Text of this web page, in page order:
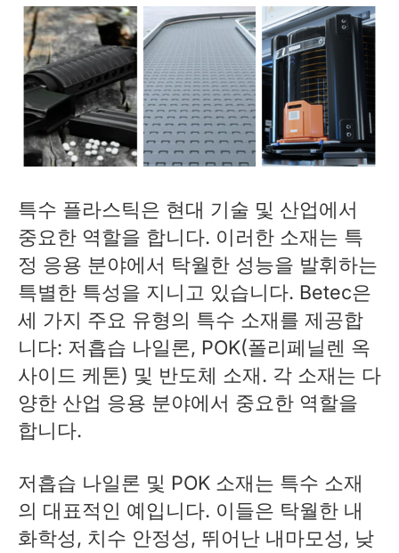
특수 플라스틱은 현대 기술 및 산업에서
중요한 역할을 합니다. 이러한 소재는 특
정 응용 분야에서 탁월한 성능을 발휘하는
특별한 특성을 지니고 있습니다. Betec은
세 가지 주요 유형의 특수 소재를 제공합
니다: 저흡습 나일론, POK(폴리페닐렌 옥
사이드 케톤) 및 반도체 소재. 각 소재는 다
양한 산업 응용 분야에서 중요한 역할을
합니다.
저흡습 나일론 및 POK 소재는 특수 소재
의 대표적인 예입니다. 이들은 탁월한 내
화학성, 치수 안정성, 뛰어난 내마모성, 낮